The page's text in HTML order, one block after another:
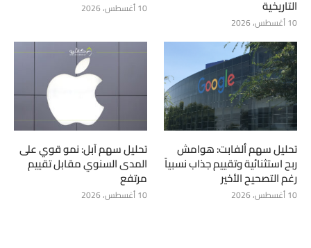
التاريخية
10 أغسطس، 2026
10 أغسطس، 2026
تحليل سهم ألفابت: هوامش
ربح استثنائية وتقييم جذاب نسبياً
رغم التصحيح الأخير
10 أغسطس، 2026
تحليل سهم آبل: نمو قوي على
المدى السنوي مقابل تقييم
مرتفع
10 أغسطس، 2026